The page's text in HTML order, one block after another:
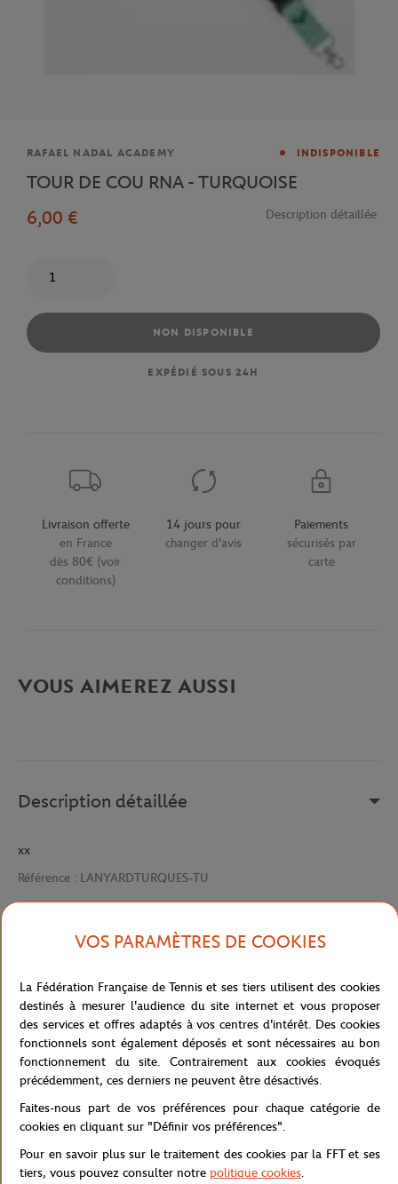
Marque
RAFAEL NADAL ACADEMY INDISPONIBLE
TOUR DE COU RNA - TURQUOISE
6,00 €
Description détaillée
NON DISPONIBLE
EXPÉDIÉ SOUS 24H
Livraison offerte
en France
dès 80€ (voir
conditions)
14 jours pour
changer d'avis
Paiements
sécurisés par
carte
VOUS AIMEREZ AUSSI
Description détaillée
xx
Référence : LANYARDTURQUES-TU
Caractéristiques
Livraison et retours
Accueil Boutique Concession TOUR DE COU RNA -
VOS PARAMÈTRES DE COOKIES
La Fédération Française de Tennis et ses tiers utilisent des cookies
destinés à mesurer l'audience du site internet et vous proposer
des services et offres adaptés à vos centres d'intérêt. Des cookies
fonctionnels sont également déposés et sont nécessaires au bon
fonctionnement du site. Contrairement aux cookies évoqués
précédemment, ces derniers ne peuvent être désactivés.
Faites-nous part de vos préférences pour chaque catégorie de
cookies en cliquant sur "Définir vos préférences".
Pour en savoir plus sur le traitement des cookies par la FFT et ses
tiers, vous pouvez consulter notre politique cookies.